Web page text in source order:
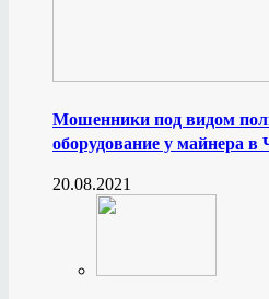
Мошенники под видом
оборудование у майнера в
20.08.2021